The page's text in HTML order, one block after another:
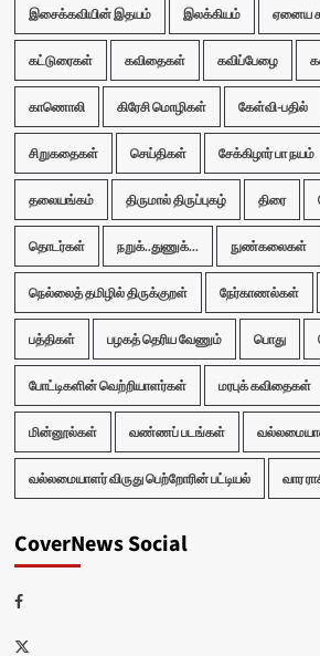
இசைக்கவியின் இதயம் இலக்கியம் ஏனைய
கட்டுரைகள் கவிதைகள் கவிப்பேழை
காணொலி கிரேசி மொழிகள் கேள்வி-பதில்
சிறுகதைகள் செய்திகள் சேக்கிழார் பா நயம்
தலையங்கம் திருமால் திருப்புகழ் திரை
தொடர்கள் நறுக்..துணுக்... நுண்கலைகள்
நெல்லைத் தமிழில் திருக்குறள் நேர்காணல்கள்
பத்திகள் பழகத் தெரிய வேணும் பொது
போட்டிகளின் வெற்றியாளர்கள் மரபுக் கவிதைகள்
மின்னூல்கள் வண்ணப் படங்கள்
வல்லமையாளர் விருது பெற்றோரின் பட்டியல் வார
CoverNews Social
Facebook
Twitter